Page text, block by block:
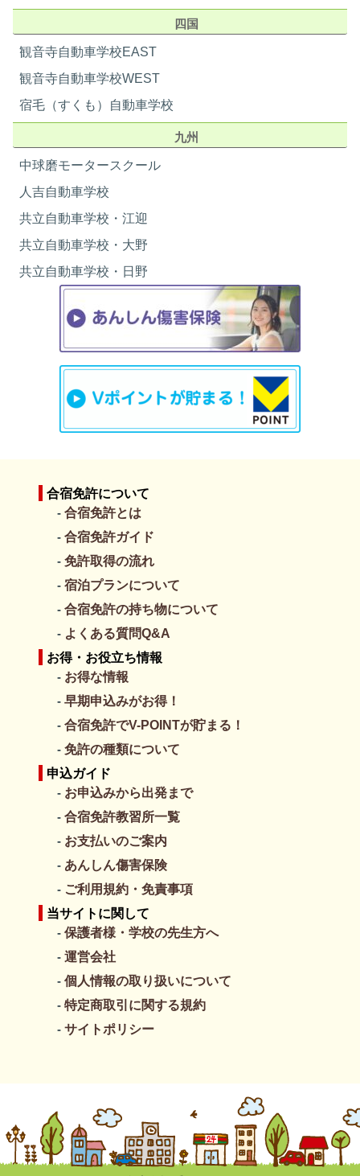
四国
観音寺自動車学校EAST
観音寺自動車学校WEST
宿毛（すくも）自動車学校
九州
中球磨モータースクール
人吉自動車学校
共立自動車学校・江迎
共立自動車学校・大野
共立自動車学校・日野
合宿免許について
合宿免許とは
合宿免許ガイド
免許取得の流れ
宿泊プランについて
合宿免許の持ち物について
よくある質問Q&A
お得・お役立ち情報
お得な情報
早期申込みがお得！
合宿免許でV-POINTが貯まる！
免許の種類について
申込ガイド
お申込みから出発まで
合宿免許教習所一覧
お支払いのご案内
あんしん傷害保険
ご利用規約・免責事項
当サイトに関して
保護者様・学校の先生方へ
運営会社
個人情報の取り扱いについて
特定商取引に関する規約
サイトポリシー